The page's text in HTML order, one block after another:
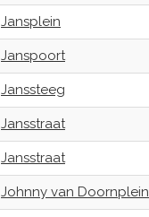
Jansplein
Janspoort
Janssteeg
Jansstraat
Jansstraat
Johnny van Doornplein